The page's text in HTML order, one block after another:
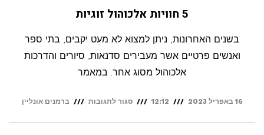
5 חוויות אלכוהול זוגיות
בשנים האחרונות, ניתן למצוא לא מעט יקבים, בתי ספר
ואנשים פרטיים אשר מעבירים סדנאות, סיורים והדרכות
אלכוהול מסוג אחר. במאמר
16 באפריל 2023 12:12 סגור לתגובות על ברמנים אונליין